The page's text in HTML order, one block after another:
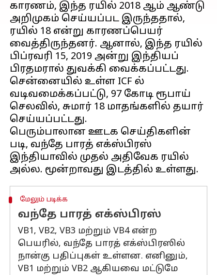
காரணம், இந்த ரயில் 2018 ஆம் ஆண்டு
அறிமுகம் செய்யப்பட இருந்ததால்,
ரயில் 18 என்று காரணப்பெயர்
வைத்திருந்தனர். ஆனால், இந்த ரயில்
பிப்ரவரி 15, 2019 அன்று இந்தியப்
பிரதமரால் துவக்கி வைக்கப்பட்டது.
சென்னையில் உள்ள ICF ல்
வடிவமைக்கப்பட்டு, 97 கோடி ரூபாய்
செலவில், சுமார் 18 மாதங்களில் தயார்
செய்யப்பட்டது.
பெரும்பாலான ஊடக செய்திகளின்
படி, வந்தே பாரத் எக்ஸ்பிரஸ்
இந்தியாவில் முதல் அதிவேக ரயில்
மேலும் படிக்க
வந்தே பாரத் எக்ஸ்பிரஸ்
VB1, VB2, VB3 மற்றும் VB4 என்ற
பெயரில், வந்தே பாரத் எக்ஸ்பிரஸில்
நான்கு பதிப்புகள் உள்ளன. எனினும்,
VB1 மற்றும் VB2 ஆகியவை மட்டுமே